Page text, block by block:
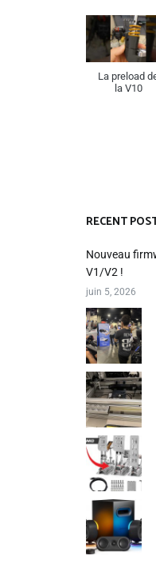
La preload
la V10
RECENT
Nouveau
V1/V2 !
juin 5, 2026